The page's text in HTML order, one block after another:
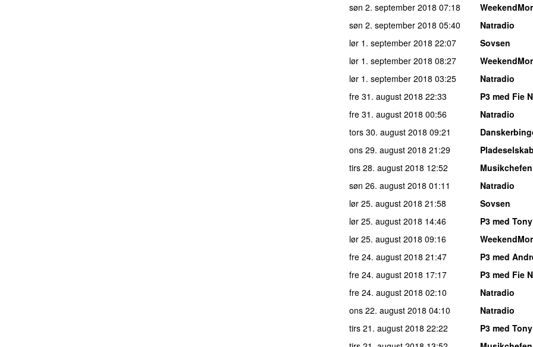
søn 2. september 2018 07:18
søn 2. september 2018 05:40
Natradio
lør 1. september 2018 22:07
Sovsen
lør 1. september 2018 08:27
lør 1. september 2018 03:25
Natradio
fre 31. august 2018 22:33
P3 med Fie
fre 31. august 2018 00:56
Natradio
tors 30. august 2018 09:21
ons 29. august 2018 21:29
tirs 28. august 2018 12:52
Musikchefen
søn 26. august 2018 01:11
Natradio
lør 25. august 2018 21:58
Sovsen
lør 25. august 2018 14:46
P3 med
lør 25. august 2018 09:16
fre 24. august 2018 21:47
P3 med
fre 24. august 2018 17:17
P3 med Fie
fre 24. august 2018 02:10
Natradio
ons 22. august 2018 04:10
Natradio
tirs 21. august 2018 22:22
P3 med